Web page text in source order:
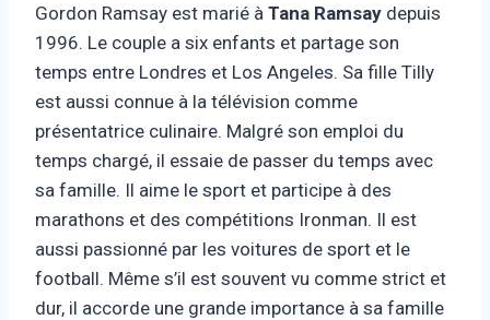
Gordon Ramsay est marié à Tana Ramsay depuis
1996. Le couple a six enfants et partage son
temps entre Londres et Los Angeles. Sa fille Tilly
est aussi connue à la télévision comme
présentatrice culinaire. Malgré son emploi du
temps chargé, il essaie de passer du temps avec
sa famille. Il aime le sport et participe à des
marathons et des compétitions Ironman. Il est
aussi passionné par les voitures de sport et le
football. Même s’il est souvent vu comme strict et
dur, il accorde une grande importance à sa famille